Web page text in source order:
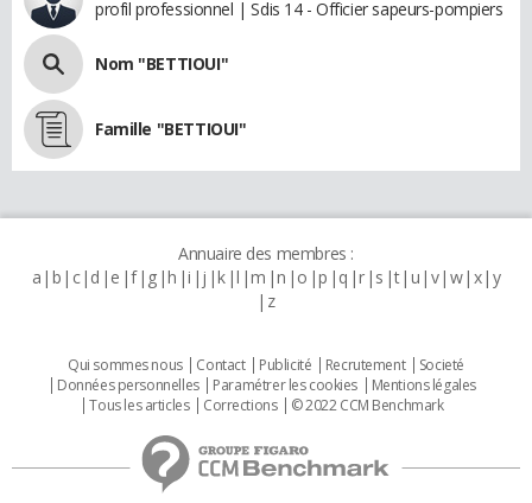
profil professionnel | Sdis 14 - Officier sapeurs-pompiers
Nom "BETTIOUI"
Famille "BETTIOUI"
Annuaire des membres :
a b c d e f g h i j k l m n o p q r s t u v w x y
z
Qui sommes nous Contact Publicité Recrutement
Societé
Données personnelles
Paramétrer les cookies
Mentions légales
Tous les articles
Corrections © 2022 CCM Benchmark